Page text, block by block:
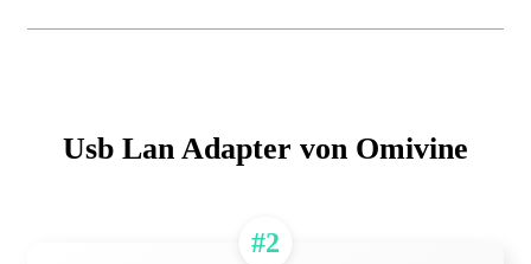
Usb Lan Adapter von Omivine
#2